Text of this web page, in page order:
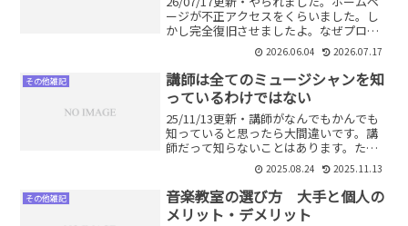
ージが不正アクセスをくらいました。し
かし完全復旧させましたよ。なぜプロで
もない僕が自力で復旧できたのか？それ
は基本に忠実だったから。何事も基本に
立ち返ることが大事です。楽器演奏にも
同じことがいえます。
2026.06.04 2026.07.17
その他雑記
講師は全てのミュージシャンを知
っているわけではない
25/11/13更新・講師がなんでもかんでも
知っていると思ったら大間違いです。講
師だって知らないことはあります。ただ
し知らなくてもOKなことと、知らないと
マズいことがあります。詳しく解説しま
す。
2025.08.24 2025.11.13
その他雑記
音楽教室の選び方 大手と個人の
メリット・デメリット